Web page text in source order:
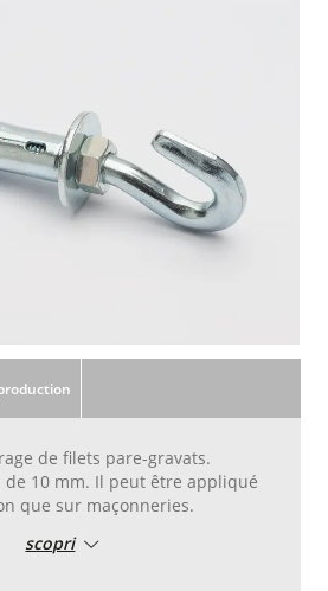
de filets pare-gravats.
de 10 mm. Il peut être appliqué
que sur maçonneries.
scopri